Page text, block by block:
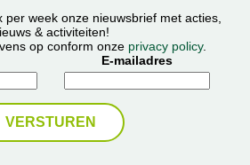
week onze nieuwsbrief met acties,
& activiteiten!
op conform onze privacy policy.
E-mailadres